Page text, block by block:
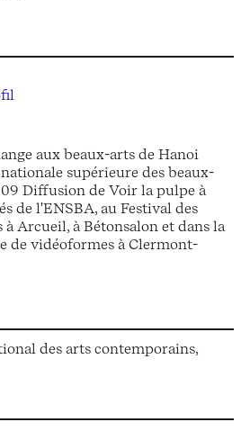
aux beaux-arts de Hanoi
supérieure des beaux-
Diffusion de Voir la pulpe à
de l'ENSBA, au Festival des
Arcueil, à Bétonsalon et dans la
de vidéoformes à Clermont-
des arts contemporains,